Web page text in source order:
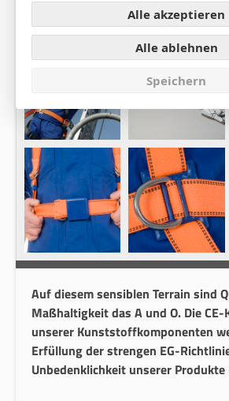
Auf diesem sensiblen Terrain sind
Maßhaltigkeit das A und O. Die
unserer Kunststoffkomponenten
Erfüllung der strengen EG-
Unbedenklichkeit unserer Produkte
Alle akzeptieren
Alle ablehnen
Speichern